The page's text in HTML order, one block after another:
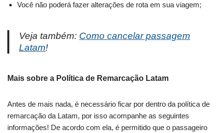
Você não poderá fazer alterações de rota em sua viagem;
Veja também: Como cancelar passagem
Latam!
Mais sobre a Política de Remarcação Latam
Antes de mais nada, é necessário ficar por dentro da política de
remarcação da Latam, por isso acompanhe as seguintes
informações! De acordo com ela, é permitido que o passageiro